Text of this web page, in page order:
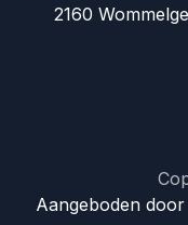
2160
Aangeboden door